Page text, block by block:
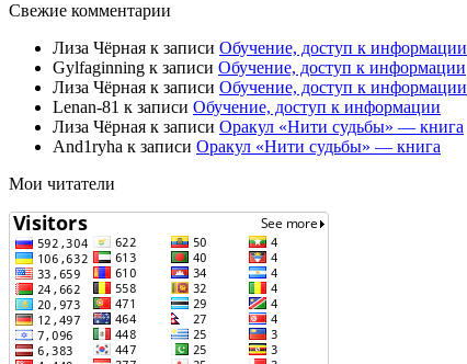
Свежие комментарии
Лиза Чёрная к записи Обучение, доступ к информации
Gylfaginning к записи Обучение, доступ к информации
Лиза Чёрная к записи Обучение, доступ к информации
Lenan-81 к записи Обучение, доступ к информации
Лиза Чёрная к записи Оракул «Нити судьбы» — книга
And1ryha к записи Оракул «Нити судьбы» — книга
Мои читатели